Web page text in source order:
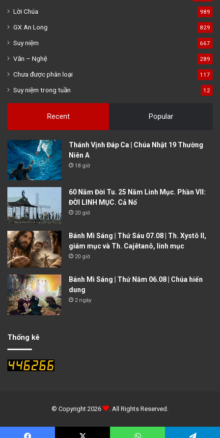
Lời Chúa 989
GX An Long 829
Suy niệm 667
Văn – Nghệ 289
Chưa được phân loại 117
Suy niệm trong tuần 12
Recent Popular
Thánh Vịnh Đáp Ca | Chúa Nhật 19 Thường
Niên A
18 giờ
60 Năm Đời Tu. 25 Năm Linh Mục. Phần VII:
ĐỜI LINH MỤC. Cả Nổ
20 giờ
Bánh Mì Sáng | Thứ Sáu 07.08 | Th. Xystô II,
giám mục và Th. Cajêtanô, linh mục
20 giờ
Bánh Mì Sáng | Thứ Năm 06.08 | Chúa hiển
dung
2 ngày
Thống kê
© Copyright 2026 . All Rights Reserved.